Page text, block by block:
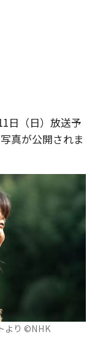
日（日）放送予
真が公開されま
より ©️NHK